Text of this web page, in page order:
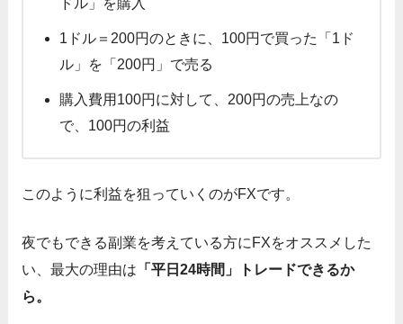
ドル」を購入
1ドル＝200円のときに、100円で買った「1ド
ル」を「200円」で売る
購入費用100円に対して、200円の売上なの
で、100円の利益
このように利益を狙っていくのがFXです。
夜でもできる副業を考えている方にFXをオススメした
い、最大の理由は 「平日24時間」トレードできるか
ら。